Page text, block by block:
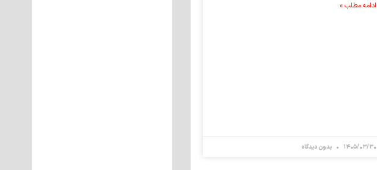
ادامه مطلب »
۱۴۰۵/۰۳/۳۰ بدون دیدگاه